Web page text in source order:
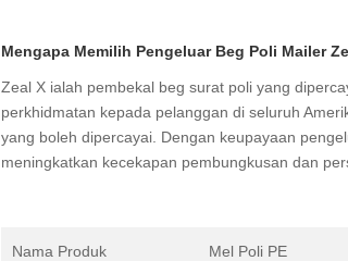
Mengapa Memilih Pengeluar Beg Poli Mailer
Zeal X ialah pembekal beg surat poli yang
perkhidmatan kepada pelanggan di seluruh
yang boleh dipercayai. Dengan keupayaan
meningkatkan kecekapan pembungkusan dan
Nama Produk Mel Poli PE